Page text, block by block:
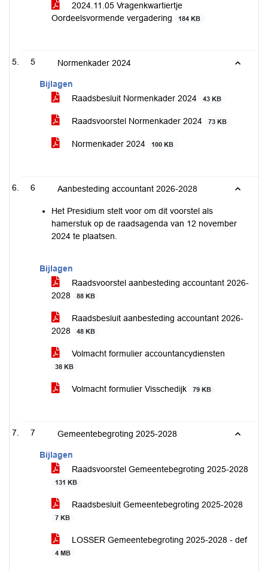
2024.11.05 Vragenkwartiertje
Oordeelsvormende vergadering
184 KB
5 Normenkader 2024
Bijlagen
Raadsbesluit Normenkader 2024
43 KB
Raadsvoorstel Normenkader 2024 73 KB
Normenkader 2024 100 KB
6 Aanbesteding accountant 2026-2028
Het Presidium stelt voor om dit voorstel als
hamerstuk op de raadsagenda van 12 november
2024 te plaatsen.
Bijlagen
Raadsvoorstel aanbesteding accountant 2026-
2028
88 KB
Raadsbesluit aanbesteding accountant 2026-
2028
48 KB
Volmacht formulier accountancydiensten
38 KB
Volmacht formulier Visschedijk 79 KB
7 Gemeentebegroting 2025-2028
Bijlagen
Raadsvoorstel Gemeentebegroting 2025-2028
131 KB
Raadsbesluit Gemeentebegroting 2025-2028
7 KB
LOSSER Gemeentebegroting 2025-2028 - def
4 MB